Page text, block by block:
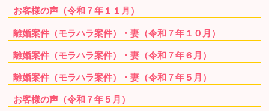
お客様の声（令和７年１１月）
離婚案件（モラハラ案件）・妻（令和７年１０月）
離婚案件（モラハラ案件）・妻（令和７年６月）
離婚案件（モラハラ案件）・妻（令和７年５月）
お客様の声（令和７年５月）